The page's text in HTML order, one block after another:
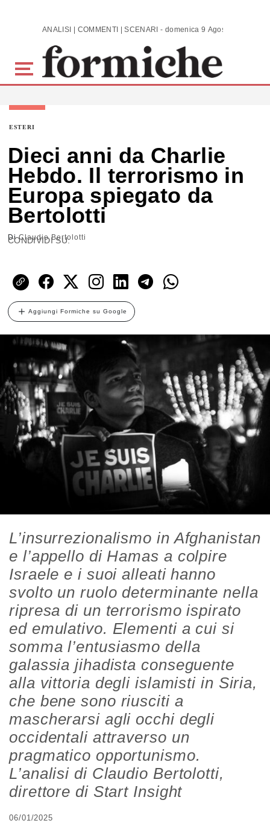
Skip to main content ANALISI | COMMENTI | SCENARI - domenica 9 Agosto 2026
ESTERI
Dieci anni da Charlie
Hebdo. Il terrorismo in
Europa spiegato da
Bertolotti
DiClaudio Bertolotti
CONDIVIDI SU:
Aggiungi Formiche su Google
L’insurrezionalismo in Afghanistan
e l’appello di Hamas a colpire
Israele e i suoi alleati hanno
svolto un ruolo determinante nella
ripresa di un terrorismo ispirato
ed emulativo. Elementi a cui si
somma l’entusiasmo della
galassia jihadista conseguente
alla vittoria degli islamisti in Siria,
che bene sono riusciti a
mascherarsi agli occhi degli
occidentali attraverso un
pragmatico opportunismo.
L’analisi di Claudio Bertolotti,
direttore di Start Insight
06/01/2025